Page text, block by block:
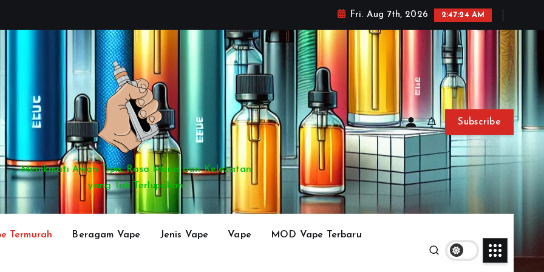
Fri. Aug 7th, 2026 2:47:27 AM
Menikmati Awan Tipis, Rasa Manis dan Kelezatan
yang Tak Terlupakan
Subscribe
Termurah Beragam Vape Jenis Vape Vape MOD Vape Terbaru